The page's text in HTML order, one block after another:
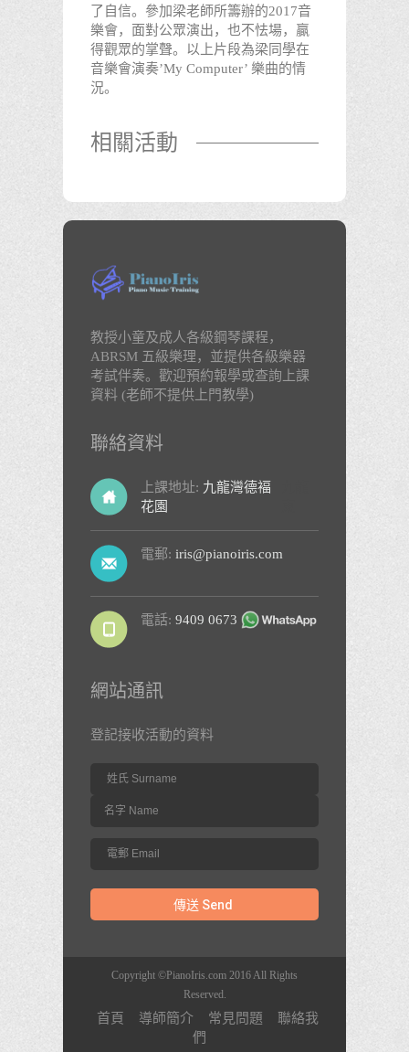
了自信。參加梁老師所籌辦的2017音
樂會，面對公眾演出，也不怯場，贏
得觀眾的掌聲。以上片段為梁同學在
音樂會演奏’My Computer’ 樂曲的情
況。
相關活動
教授小童及成人各級鋼琴課程，
ABRSM 五級樂理，並提供各級樂器
考試伴奏。歡迎預約報學或查詢上課
資料 (老師不提供上門教學)
聯絡資料
上課地址: 九龍灣德褔
花園
電郵: iris@pianoiris.com
電話: 9409 0673
網站通訊
登記接收活動的資料
Copyright ©PianoIris.com 2016 All Rights
Reserved.
首頁 導師簡介 常見問題
聯絡我
們